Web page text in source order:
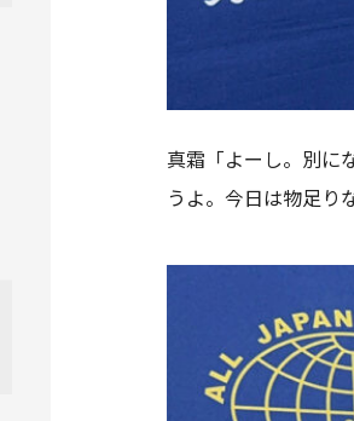
真霜「よーし。別に
うよ。今日は物足り